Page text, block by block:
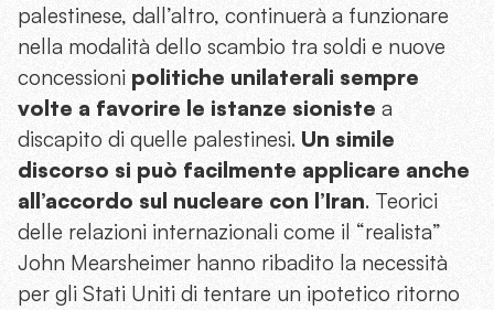
palestinese, dall’altro, continuerà a funzionare
nella modalità dello scambio tra soldi e nuove
concessioni politiche unilaterali sempre
volte a favorire le istanze sioniste a
discapito di quelle palestinesi. Un simile
discorso si può facilmente applicare anche
all’accordo sul nucleare con l’Iran. Teorici
delle relazioni internazionali come il “realista”
John Mearsheimer hanno ribadito la necessità
per gli Stati Uniti di tentare un ipotetico ritorno